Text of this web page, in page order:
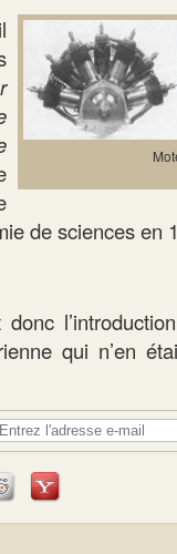
de sciences en
qui n’en